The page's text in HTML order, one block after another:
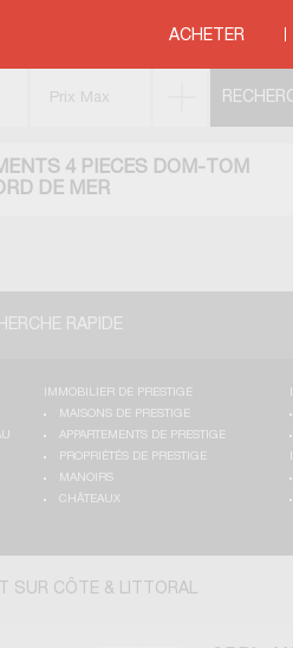
ACHETER
4 PIECES DOM-TOM
DE MER
RAPIDE
IMMOBILIER DE PRESTIGE
MAISONS DE PRESTIGE
APPARTEMENTS DE PRESTIGE
PROPRIÉTÉS DE PRESTIGE
MANOIRS
CHÂTEAUX
SUR CÔTE & LITTORAL